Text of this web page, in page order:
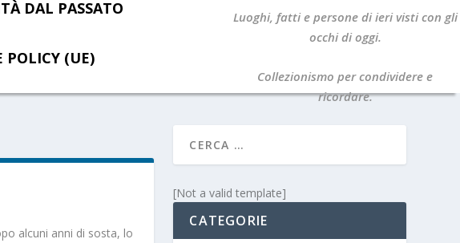
DAL PASSATO
POLICY (UE)
Luoghi, fatti e persone di ieri visti con gli
occhi di oggi.
Collezionismo per condividere e
ricordare.
alcuni anni di sosta, lo
[Not a valid template]
CATEGORIE